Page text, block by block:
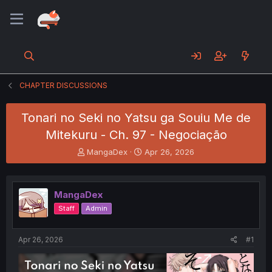
CHAPTER DISCUSSIONS
Tonari no Seki no Yatsu ga Souiu Me de
Mitekuru - Ch. 97 - Negociação
T
h
e
a
d
s
t
t
MangaDex
S
t
r
t
Apr 26, 2026
MangaDex
Staff Admin
Apr 26, 2026 #1